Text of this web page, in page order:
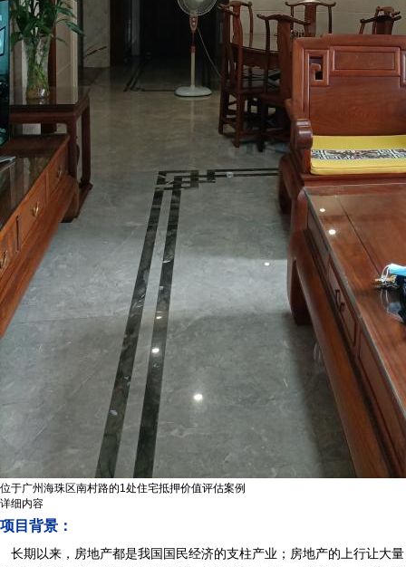
位于广州海珠区南村路的1处住宅抵押价值评估案例
详细内容
项目背景：
长期以来，房地产都是我国国民经济的支柱产业；房地产的上行让大量